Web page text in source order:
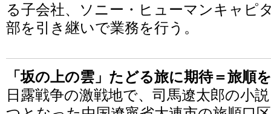
る子会社、ソニー・ヒューマンキャピ
部を引き継いで業務を行う。
「坂の上の雲」たどる旅に期待＝旅順
日露戦争の激戦地で、司馬遼太郎の小